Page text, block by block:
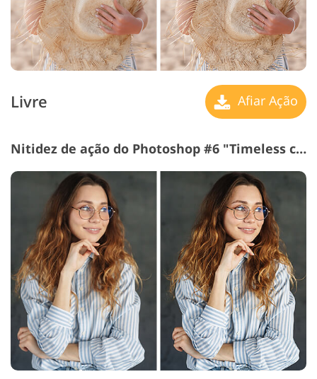
Livre Afiar Ação
Nitidez de ação do Photoshop #6 "Timeless classic"